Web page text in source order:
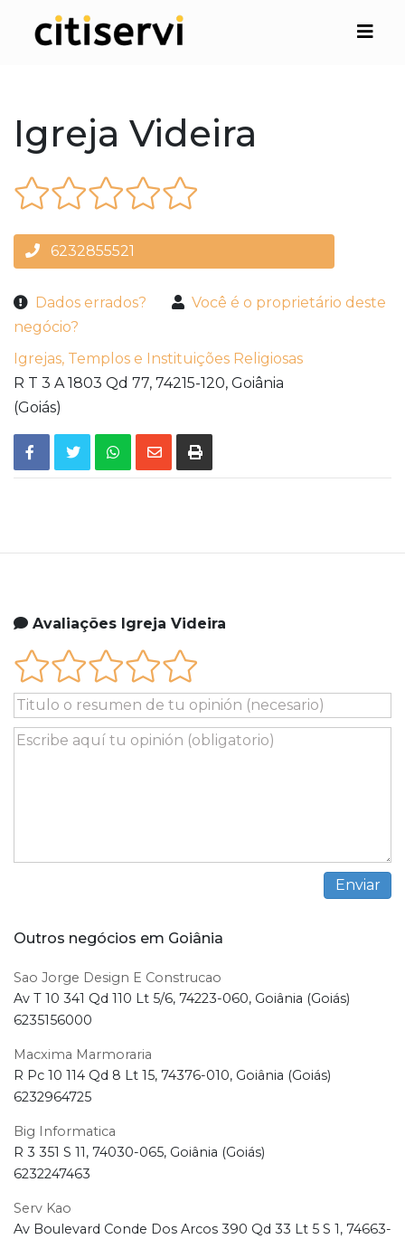
Igreja Videira
6232855521
Dados errados?
Você é o proprietário deste
negócio?
Igrejas, Templos e Instituições Religiosas
R T 3 A 1803 Qd 77, 74215-120, Goiânia
(Goiás)
Avaliações Igreja Videira
Outros negócios em Goiânia
Sao Jorge Design E Construcao
Av T 10 341 Qd 110 Lt 5/6, 74223-060, Goiânia (Goiás)
6235156000
Macxima Marmoraria
R Pc 10 114 Qd 8 Lt 15, 74376-010, Goiânia (Goiás)
6232964725
Big Informatica
R 3 351 S 11, 74030-065, Goiânia (Goiás)
6232247463
Serv Kao
Av Boulevard Conde Dos Arcos 390 Qd 33 Lt 5 S 1, 74663-